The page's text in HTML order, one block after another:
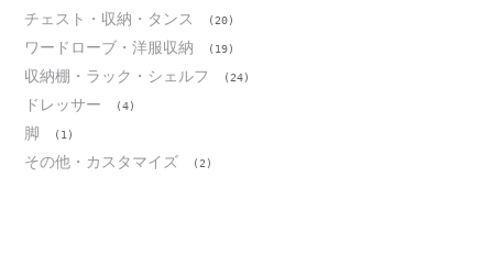
チェスト・収納・タンス (20)
ワードローブ・洋服収納 (19)
収納棚・ラック・シェルフ (24)
ドレッサー (4)
脚 (1)
その他・カスタマイズ (2)